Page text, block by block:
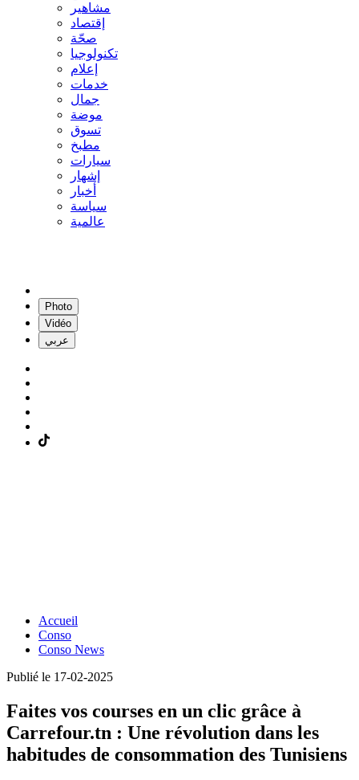
مشاهير
إقتصاد
صحّة
تكنولوجيا
إعلام
خدمات
جمال
موضة
تسوق
مطبخ
سيارات
إشهار
أخبار
سياسة
عالمية
Photo
Vidéo
عربي
Accueil
Conso
Conso News
Publié le 17-02-2025
Faites vos courses en un clic grâce à
Carrefour.tn : Une révolution dans les
habitudes de consommation des Tunisiens